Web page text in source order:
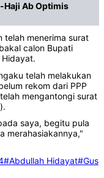
Haji Ab Optimis
telah menerima surat
calon Bupati
telah melakukan
rekom dari PPP
mengantongi surat
saya, begitu pula
merahasiakannya,"
#Abdullah Hidayat#Gus